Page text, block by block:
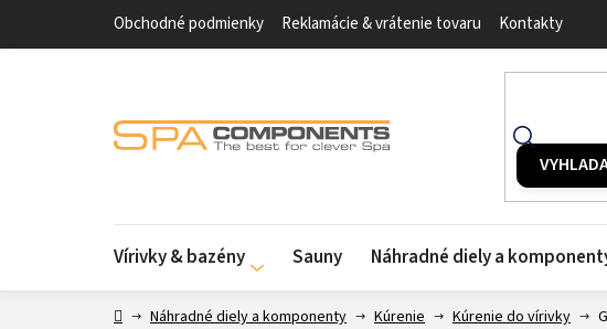
Obchodné podmienky Reklamácie & vrátenie tovaru Kontakty
Vírivky & bazény Sauny Náhradné diely a
DomovNáhradné diely a komponenty Kúrenie Kúrenie do vírivky